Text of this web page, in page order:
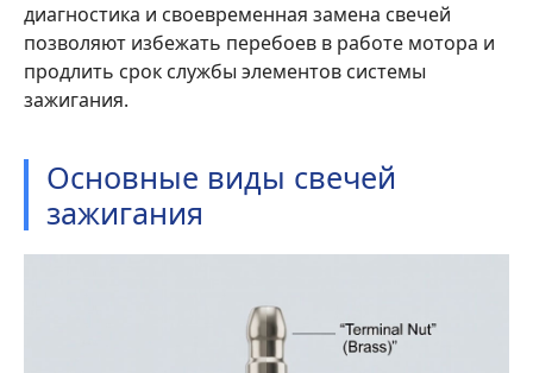
диагностика и своевременная замена свечей
позволяют избежать перебоев в работе мотора и
продлить срок службы элементов системы
зажигания.
Основные виды свечей
зажигания